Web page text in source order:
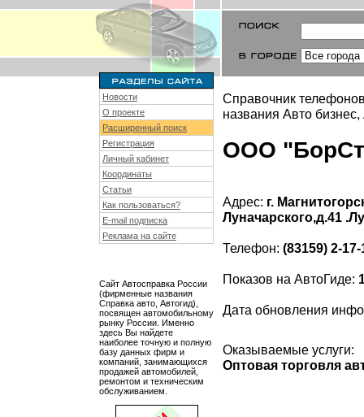
Новости
О проекте
Расширенный поиск
Регистрация
Личный кабинет
Координаты
Статьи
Как пользоваться?
E-mail подписка
Реклама на сайте
Сайт Автосправка России
(фирменные названия
Справка авто, Автогид),
посвящен автомобильному
рынку России. Именно
здесь Вы найдете
наиболее точную и полную
базу данных фирм и
компаний, занимающихся
продажей автомобилей,
ремонтом и техническим
обслуживанием.
Справочник
названия Авто
ООО
Адрес: г.
Луначарского,д.41
Телефон: (83159) 2-
Показов на АвтоГиде:
Дата обновления
Оказываемые услуги:
Оптовая торговля